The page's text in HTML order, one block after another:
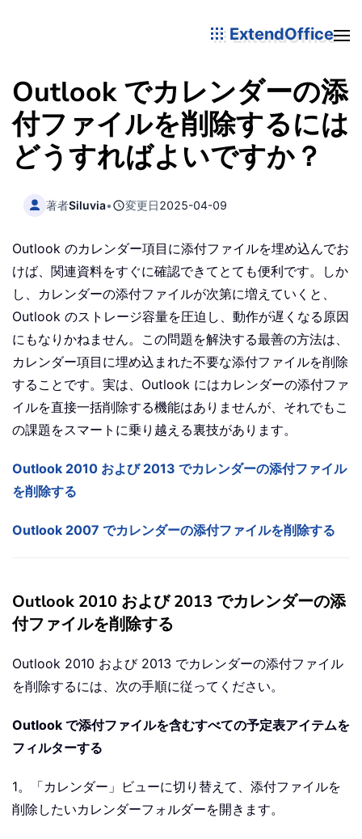
ExtendOffice
Outlook でカレンダーの添
付ファイルを削除するには
どうすればよいですか？
著者Siluvia• 変更日2025-04-09
Outlook のカレンダー項目に添付ファイルを埋め込んでお
けば、関連資料をすぐに確認できてとても便利です。しか
し、カレンダーの添付ファイルが次第に増えていくと、
Outlook のストレージ容量を圧迫し、動作が遅くなる原因
にもなりかねません。この問題を解決する最善の方法は、
カレンダー項目に埋め込まれた不要な添付ファイルを削除
することです。実は、Outlook にはカレンダーの添付ファ
イルを直接一括削除する機能はありませんが、それでもこ
の課題をスマートに乗り越える裏技があります。
Outlook 2010 および 2013 でカレンダーの添付ファイル
を削除する
Outlook 2007 でカレンダーの添付ファイルを削除する
Outlook 2010 および 2013 でカレンダーの添
付ファイルを削除する
Outlook 2010 および 2013 でカレンダーの添付ファイル
を削除するには、次の手順に従ってください。
Outlook で添付ファイルを含むすべての予定表アイテムを
フィルターする
1。「カレンダー」ビューに切り替えて、添付ファイルを
削除したいカレンダーフォルダーを開きます。